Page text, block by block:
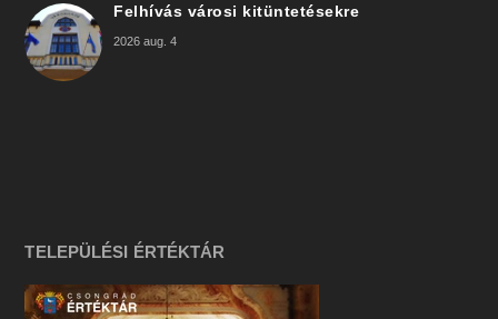
Felhívás városi kitüntetésekre
2026 aug. 4
TELEPÜLÉSI ÉRTÉKTÁR